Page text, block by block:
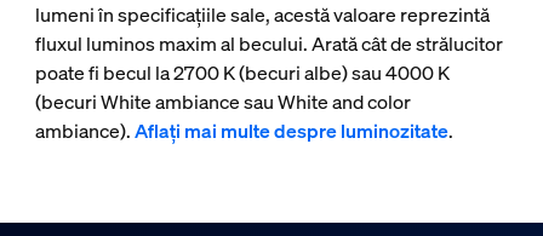
lumeni în specificațiile sale, acestă valoare reprezintă
fluxul luminos maxim al becului. Arată cât de strălucitor
poate fi becul la 2700 K (becuri albe) sau 4000 K
(becuri White ambiance sau White and color
ambiance).Aflați mai multe despre luminozitate.